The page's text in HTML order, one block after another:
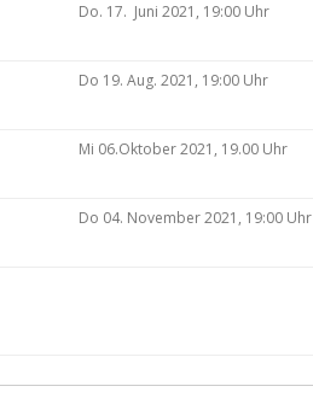
Do. 17. Juni 2021, 19:00 Uhr
Do 19. Aug. 2021, 19:00 Uhr
Mi 06.Oktober 2021, 19.00 Uhr
Do 04. November 2021, 19:00 Uhr